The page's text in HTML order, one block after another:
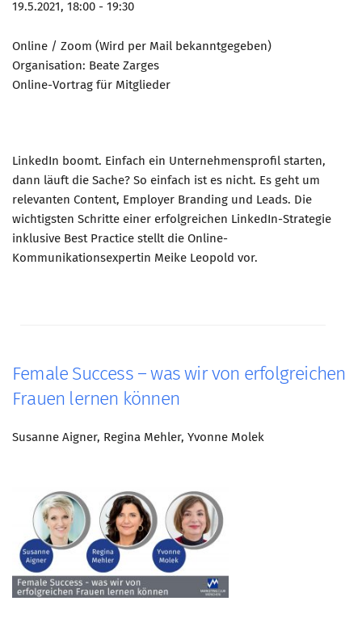
MARKETING PIONIERE
Marketing Pioniere im BVMC
Clubmagazin
MITGLIEDSCHAFT
19.5.2021, 18:00 - 19:30
Online / Zoom (Wird per Mail bekanntgegeben)
Organisation: Beate Zarges
Online-Vortrag für Mitglieder
LinkedIn boomt. Einfach ein Unternehmensprofil starten,
dann läuft die Sache? So einfach ist es nicht. Es geht um
relevanten Content, Employer Branding und Leads. Die
wichtigsten Schritte einer erfolgreichen LinkedIn-Strategie
inklusive Best Practice stellt die Online-
Kommunikationsexpertin Meike Leopold vor.
Female Success – was wir von erfolgreichen
Frauen lernen können
Susanne Aigner, Regina Mehler, Yvonne Molek